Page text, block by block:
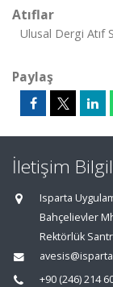
Atıflar
Ulusal Dergi Atıf
Paylaş
İletişim
Isparta
Bahçelievler
Rektörlük
+90 (246) 214